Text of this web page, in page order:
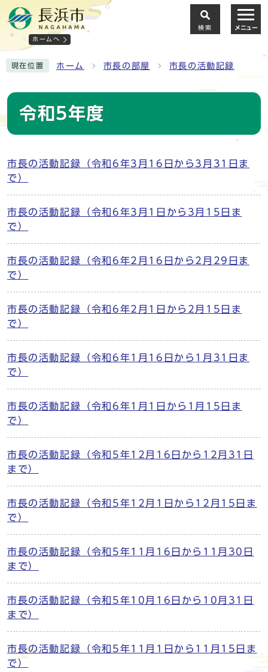
ホームへ
検索 メニュー
現在位置 ホーム 市長の部屋 市長の活動記録
令和5年度
市長の活動記録（令和6年3月16日から3月31日ま
で）
市長の活動記録（令和6年3月1日から3月15日ま
で）
市長の活動記録（令和6年2月16日から2月29日ま
で）
市長の活動記録（令和6年2月1日から2月15日ま
で）
市長の活動記録（令和6年1月16日から1月31日ま
で）
市長の活動記録（令和6年1月1日から1月15日ま
で）
市長の活動記録（令和5年12月16日から12月31日
まで）
市長の活動記録（令和5年12月1日から12月15日ま
で）
市長の活動記録（令和5年11月16日から11月30日
まで）
市長の活動記録（令和5年10月16日から10月31日
まで）
市長の活動記録（令和5年11月1日から11月15日ま
で）